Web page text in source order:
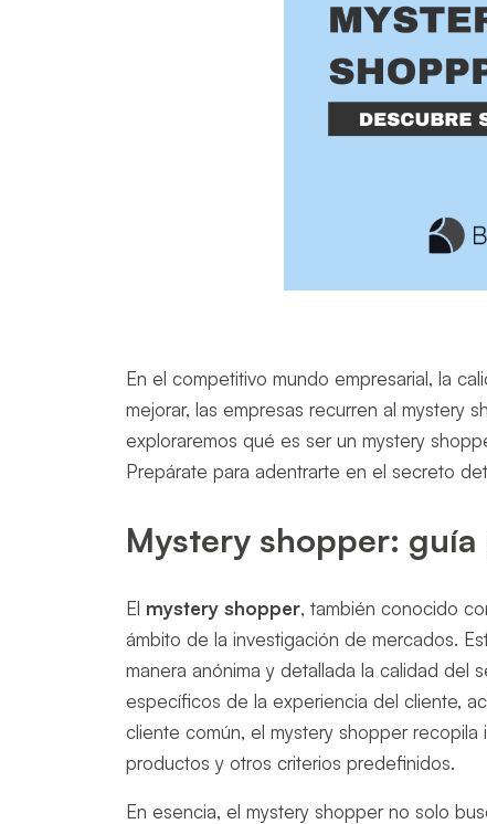
En el competitivo mundo empresarial, la
mejorar, las empresas recurren al mystery
exploraremos qué es ser un mystery
Prepárate para adentrarte en el secreto
Mystery shopper:
El mystery shopper, también conocido
ámbito de la investigación de mercados.
manera anónima y detallada la calidad del
específicos de la experiencia del cliente,
cliente común, el mystery shopper
productos y otros criterios predefinidos.
En esencia, el mystery shopper no solo